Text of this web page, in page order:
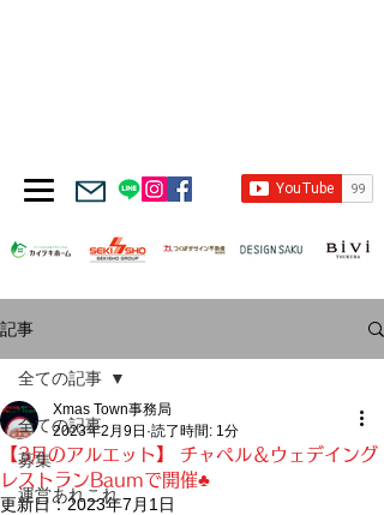
記事
全ての記事
募集
運営あれこれ
全ての記事
【3月のアルエット】 チャペル＆ウェデイング
レストランBaumで開催♣︎
Xmas Town事務局
2023年2月9日 読了時間: 1分
更新日：2023年7月1日